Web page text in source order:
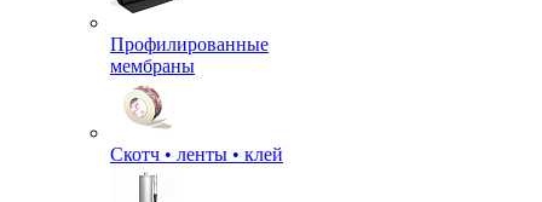
Профилированные
мембраны
Скотч • ленты • клей